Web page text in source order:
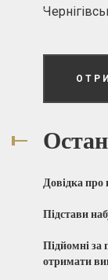
Довідка про
Підстави
Підйомні за
отримати